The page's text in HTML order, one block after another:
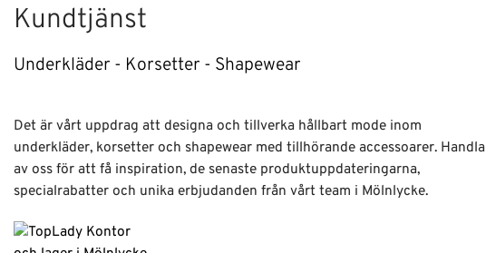
Kundtjänst
Underkläder - Korsetter - Shapewear
Det är vårt uppdrag att designa och tillverka hållbart mode inom
underkläder, korsetter och shapewear med tillhörande accessoarer. Handla
av oss för att få inspiration, de senaste produktuppdateringarna,
specialrabatter och unika erbjudanden från vårt team i Mölnlycke.